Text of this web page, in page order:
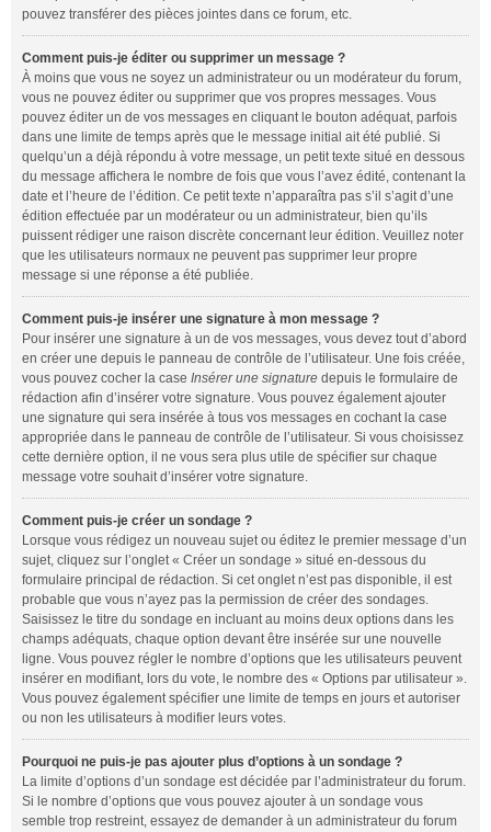
pouvez transférer des pièces jointes dans ce forum, etc.
Comment puis-je éditer ou supprimer un message ?
À moins que vous ne soyez un administrateur ou un modérateur du forum,
vous ne pouvez éditer ou supprimer que vos propres messages. Vous
pouvez éditer un de vos messages en cliquant le bouton adéquat, parfois
dans une limite de temps après que le message initial ait été publié. Si
quelqu’un a déjà répondu à votre message, un petit texte situé en dessous
du message affichera le nombre de fois que vous l’avez édité, contenant la
date et l’heure de l’édition. Ce petit texte n’apparaîtra pas s’il s’agit d’une
édition effectuée par un modérateur ou un administrateur, bien qu’ils
puissent rédiger une raison discrète concernant leur édition. Veuillez noter
que les utilisateurs normaux ne peuvent pas supprimer leur propre
message si une réponse a été publiée.
Comment puis-je insérer une signature à mon message ?
Pour insérer une signature à un de vos messages, vous devez tout d’abord
en créer une depuis le panneau de contrôle de l’utilisateur. Une fois créée,
vous pouvez cocher la case Insérer une signature depuis le formulaire de
rédaction afin d’insérer votre signature. Vous pouvez également ajouter
une signature qui sera insérée à tous vos messages en cochant la case
appropriée dans le panneau de contrôle de l’utilisateur. Si vous choisissez
cette dernière option, il ne vous sera plus utile de spécifier sur chaque
message votre souhait d’insérer votre signature.
Comment puis-je créer un sondage ?
Lorsque vous rédigez un nouveau sujet ou éditez le premier message d’un
sujet, cliquez sur l’onglet « Créer un sondage » situé en-dessous du
formulaire principal de rédaction. Si cet onglet n’est pas disponible, il est
probable que vous n’ayez pas la permission de créer des sondages.
Saisissez le titre du sondage en incluant au moins deux options dans les
champs adéquats, chaque option devant être insérée sur une nouvelle
ligne. Vous pouvez régler le nombre d’options que les utilisateurs peuvent
insérer en modifiant, lors du vote, le nombre des « Options par utilisateur ».
Vous pouvez également spécifier une limite de temps en jours et autoriser
ou non les utilisateurs à modifier leurs votes.
Pourquoi ne puis-je pas ajouter plus d’options à un sondage ?
La limite d’options d’un sondage est décidée par l’administrateur du forum.
Si le nombre d’options que vous pouvez ajouter à un sondage vous
semble trop restreint, essayez de demander à un administrateur du forum